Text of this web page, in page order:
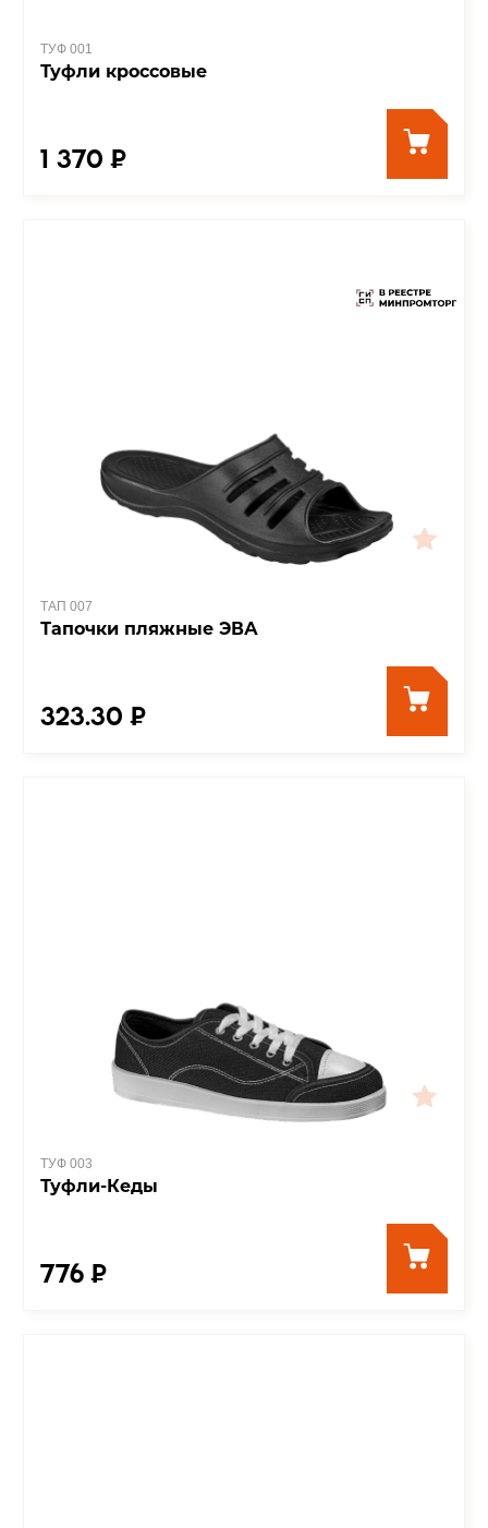
ТУФ 001
Туфли кроссовые
1 370 ₽
ТАП 007
Тапочки пляжные ЭВА
323.30 ₽
ТУФ 003
Туфли-Кеды
776 ₽